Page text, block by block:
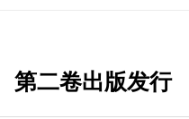
第二卷出版发行